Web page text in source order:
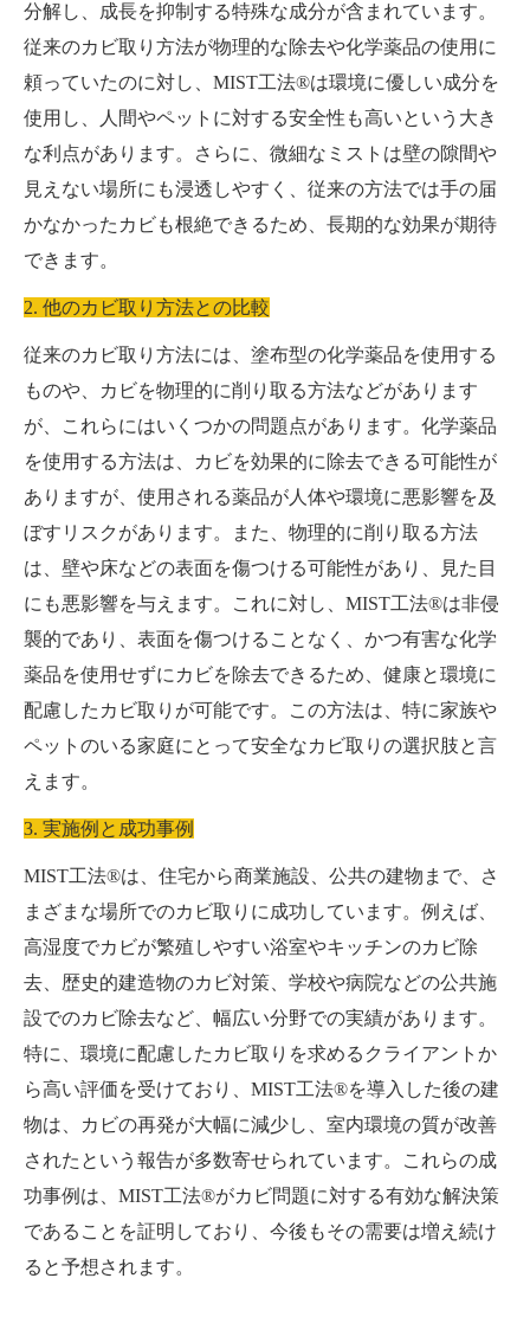
分解し、成長を抑制する特殊な成分が含まれています。
従来のカビ取り方法が物理的な除去や化学薬品の使用に
頼っていたのに対し、MIST工法®は環境に優しい成分を
使用し、人間やペットに対する安全性も高いという大き
な利点があります。さらに、微細なミストは壁の隙間や
見えない場所にも浸透しやすく、従来の方法では手の届
かなかったカビも根絶できるため、長期的な効果が期待
できます。
2. 他のカビ取り方法との比較
従来のカビ取り方法には、塗布型の化学薬品を使用する
ものや、カビを物理的に削り取る方法などがあります
が、これらにはいくつかの問題点があります。化学薬品
を使用する方法は、カビを効果的に除去できる可能性が
ありますが、使用される薬品が人体や環境に悪影響を及
ぼすリスクがあります。また、物理的に削り取る方法
は、壁や床などの表面を傷つける可能性があり、見た目
にも悪影響を与えます。これに対し、MIST工法®は非侵
襲的であり、表面を傷つけることなく、かつ有害な化学
薬品を使用せずにカビを除去できるため、健康と環境に
配慮したカビ取りが可能です。この方法は、特に家族や
ペットのいる家庭にとって安全なカビ取りの選択肢と言
えます。
3. 実施例と成功事例
MIST工法®は、住宅から商業施設、公共の建物まで、さ
まざまな場所でのカビ取りに成功しています。例えば、
高湿度でカビが繁殖しやすい浴室やキッチンのカビ除
去、歴史的建造物のカビ対策、学校や病院などの公共施
設でのカビ除去など、幅広い分野での実績があります。
特に、環境に配慮したカビ取りを求めるクライアントか
ら高い評価を受けており、MIST工法®を導入した後の建
物は、カビの再発が大幅に減少し、室内環境の質が改善
されたという報告が多数寄せられています。これらの成
功事例は、MIST工法®がカビ問題に対する有効な解決策
であることを証明しており、今後もその需要は増え続け
ると予想されます。